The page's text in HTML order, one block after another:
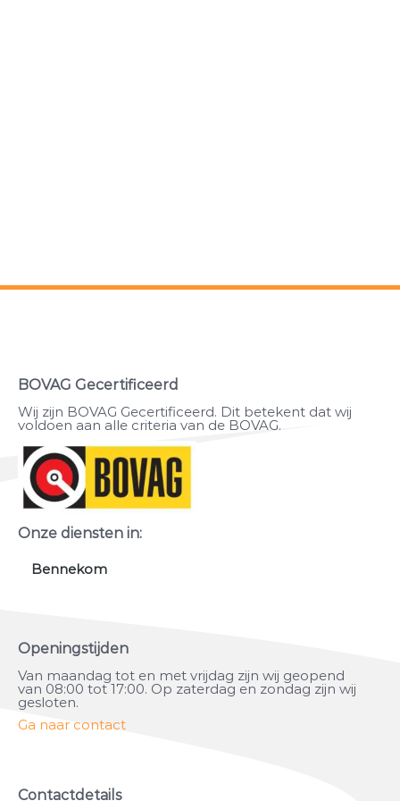
BOVAG Gecertificeerd
Wij zijn BOVAG Gecertificeerd. Dit betekent dat wij
voldoen aan alle criteria van de BOVAG.
Onze diensten in:
Bennekom
Openingstijden
Van maandag tot en met vrijdag zijn wij geopend
van 08:00 tot 17:00. Op zaterdag en zondag zijn wij
gesloten.
Ga naar contact
Contactdetails